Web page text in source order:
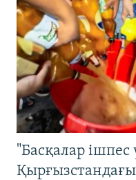
"Басқалар ішпес